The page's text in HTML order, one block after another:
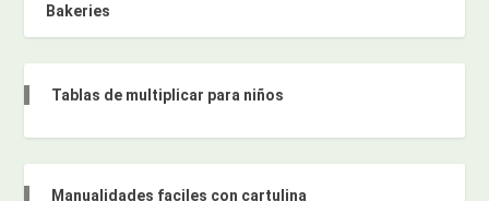
Bakeries
Tablas de multiplicar para niños
Manualidades faciles con cartulina